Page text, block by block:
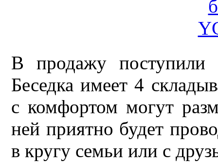
В продажу поступили
Беседка имеет 4
с комфортом могут
ней приятно будет
в кругу семьи или с